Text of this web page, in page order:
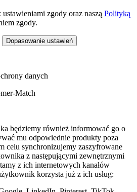
zgody oraz naszą Polityką
zgody.
Dopasowanie ustawień
danych
Match
będziemy również informować go o
mu odpowiednie produkty poza
celu synchronizujemy zaszyfrowane
z następującymi zewnętrznymi
z ich internetowych kanałów
korzysta już z ich usług: